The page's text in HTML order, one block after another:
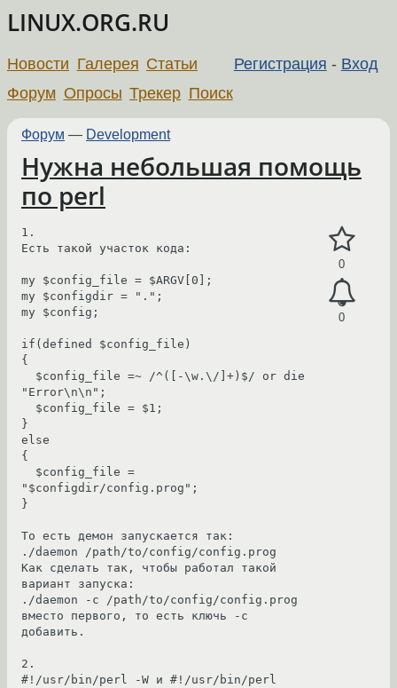
LINUX.ORG.RU
Регистрация - Вход
Новости Галерея Статьи
Форум Опросы Трекер Поиск
Форум — Development
Нужна небольшая помощь
по perl
0
0
1.
Есть такой участок кода:
my $config_file = $ARGV[0];
my $configdir = ".";
my $config;
if(defined $config_file)
{
"Error\n\n";
}
else
{
"$configdir/config.prog";
}
То есть демон запускается так:
./daemon /path/to/config/config.prog
Как сделать так, чтобы работал такой
вариант запуска:
./daemon -с /path/to/config/config.prog
вместо первого, то есть ключь -c
добавить.
2.
#!/usr/bin/perl -W и #!/usr/bin/perl